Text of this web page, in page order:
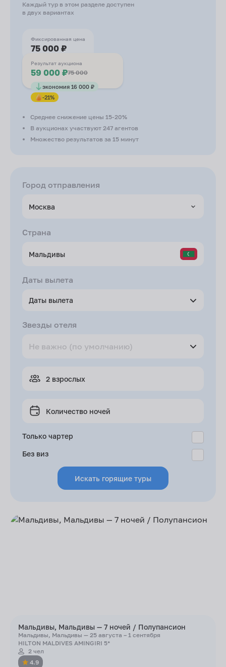
Каждый тур в этом разделе доступен
в двух вариантах
Фиксированная цена
75 000 ₽
Результат аукциона
59 000 ₽75 000
экономия 16 000 ₽
-21%
Среднее снижение цены 15-20%
В аукционах участвуют 247 агентов
Множество результатов за 15 минут
Город отправления
Страна
Даты вылета
Даты вылета
Звезды отеля
2 взрослых
Количество ночей
Только чартер
Без виз
Искать горящие туры
Мальдивы, Мальдивы — 7 ночей / Полупансион
Мальдивы, Мальдивы — 25 августа – 1 сентября
HILTON MALDIVES AMINGIRI 5*
2 чел
4.9